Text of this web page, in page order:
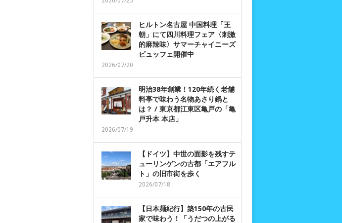
ヒルトン名古屋 中国料理「王
朝」にて四川料理フェア〈刺激
的麻辣味〉サマーチャイニーズ
ビュッフェ開催中
2026/07/20
明治38年創業！120年続く老舗
料亭で味わう名物あさり鍋と
は？ / 東京都江東区亀戸の「亀
戸升本 本店」
2026/07/19
【ドイツ】中世の面影を残すテ
ューリンゲンの古都「エアフル
ト」の旧市街を歩く
2026/07/18
【日本麺紀行】築150年の古民
家で味わう！「うだつの上がる